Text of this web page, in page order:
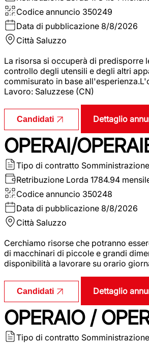
Codice annuncio 350249
Data di pubblicazione 8/8/2026
Città Saluzzo
La risorsa si occuperà di predisporre
controllo degli utensili e degli altri
commisurato in base
Lavoro: Saluzzese (CN)
Candidati Dettaglio
OPERAI/
Tipo di contratto Somministrazione
Retribuzione Lorda 1784.94
Codice annuncio 350248
Data di pubblicazione 8/8/2026
Città Saluzzo
Cerchiamo risorse che potranno
di macchinari di piccole e grandi
disponibilità a lavorare su orario
Candidati Dettaglio
OPERAIO /
Tipo di contratto Somministrazione